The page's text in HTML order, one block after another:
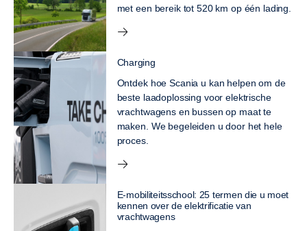
met een bereik tot 520 km op één lading.
Charging
Ontdek hoe Scania u kan helpen om de
beste laadoplossing voor elektrische
vrachtwagens en bussen op maat te
maken. We begeleiden u door het hele
proces.
E-mobiliteitsschool: 25 termen die u moet
kennen over de elektrificatie van
vrachtwagens